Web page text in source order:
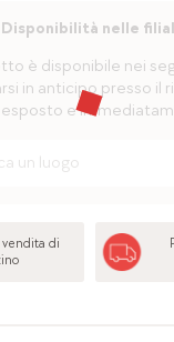
Disponibilità nelle
è disponibile nei
in anticipo presso il
e
di